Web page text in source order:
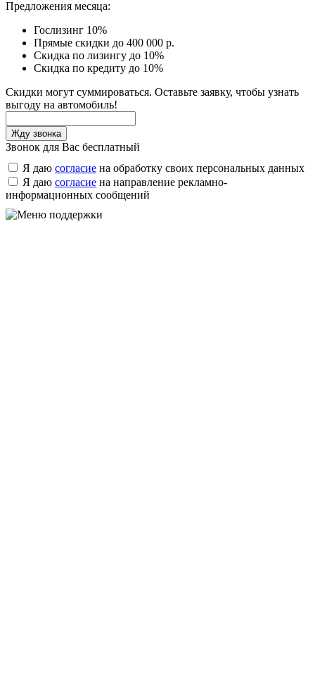
Предложения месяца:
Гослизинг 10%
Прямые скидки до 400 000 р.
Скидка по лизингу до 10%
Скидка по кредиту до 10%
Скидки могут суммироваться. Оставьте заявку, чтобы узнать
выгоду на автомобиль!
Звонок для Вас бесплатный
Я даю согласие на обработку своих персональных данных
Я даю согласие на направление рекламно-
информационных сообщений